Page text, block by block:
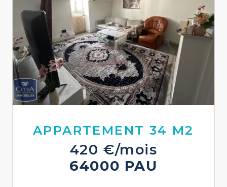
APPARTEMENT 34 M2
420 €/mois
64000 PAU